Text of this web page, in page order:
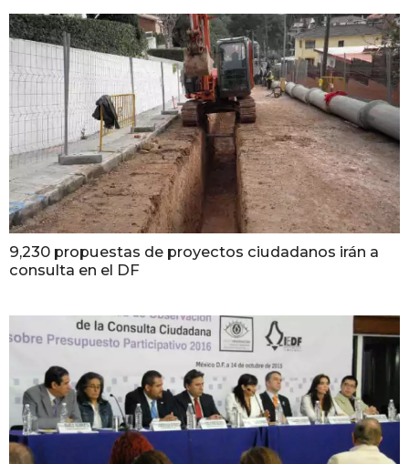
9,230 propuestas de proyectos ciudadanos irán a
consulta en el DF